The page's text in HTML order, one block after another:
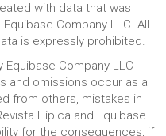
with data that was
Company LLC. All
is expressly prohibited.
Company LLC
and omissions occur as a
from others, mistakes in
Hípica and Equibase
for the consequences, if